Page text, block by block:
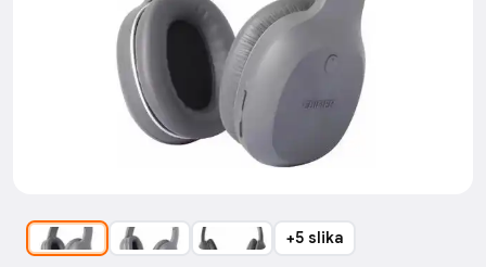
+5 slika